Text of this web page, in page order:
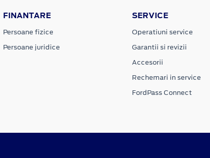
FINANTARE
Persoane fizice
Persoane juridice
SERVICE
Operatiuni service
Garantii si revizii
Accesorii
Rechemari in service
FordPass Connect